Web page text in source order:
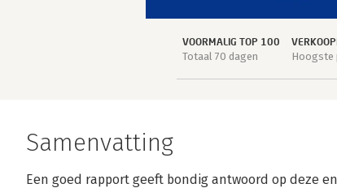
VOORMALIG TOP 100
Totaal 70 dagen
Hoogste
Samenvatting
Een goed rapport geeft bondig antwoord op deze